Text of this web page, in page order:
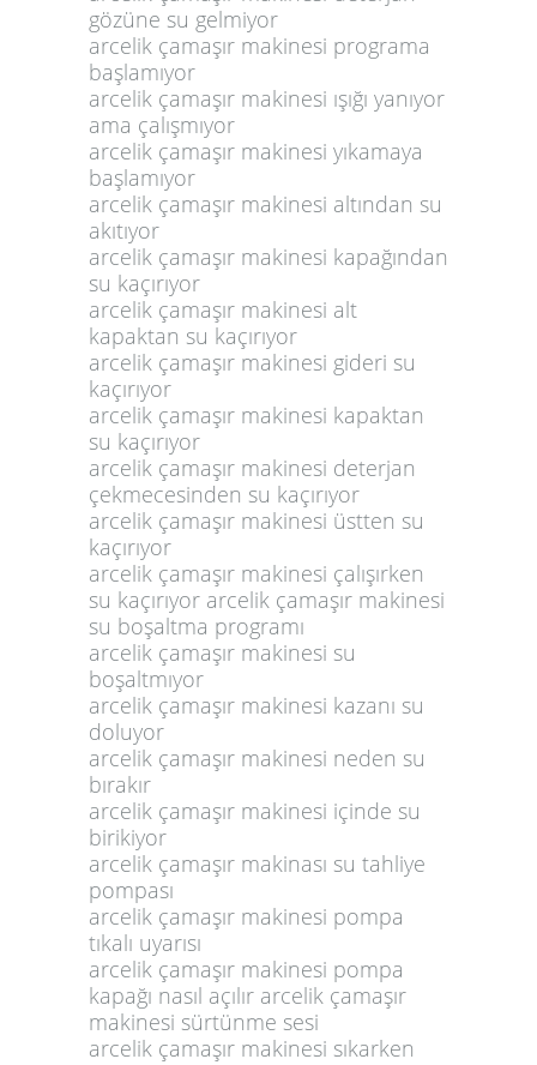
gözüne su gelmiyor
arcelik çamaşır makinesi programa
başlamıyor
arcelik çamaşır makinesi ışığı yanıyor
ama çalışmıyor
arcelik çamaşır makinesi yıkamaya
başlamıyor
arcelik çamaşır makinesi altından su
akıtıyor
arcelik çamaşır makinesi kapağından
su kaçırıyor
arcelik çamaşır makinesi alt
kapaktan su kaçırıyor
arcelik çamaşır makinesi gideri su
kaçırıyor
arcelik çamaşır makinesi kapaktan
su kaçırıyor
arcelik çamaşır makinesi deterjan
çekmecesinden su kaçırıyor
arcelik çamaşır makinesi üstten su
kaçırıyor
arcelik çamaşır makinesi çalışırken
su kaçırıyor arcelik çamaşır makinesi
su boşaltma programı
arcelik çamaşır makinesi su
boşaltmıyor
arcelik çamaşır makinesi kazanı su
doluyor
arcelik çamaşır makinesi neden su
bırakır
arcelik çamaşır makinesi içinde su
birikiyor
arcelik çamaşır makinası su tahliye
pompası
arcelik çamaşır makinesi pompa
tıkalı uyarısı
arcelik çamaşır makinesi pompa
kapağı nasıl açılır arcelik çamaşır
makinesi sürtünme sesi
arcelik çamaşır makinesi sıkarken